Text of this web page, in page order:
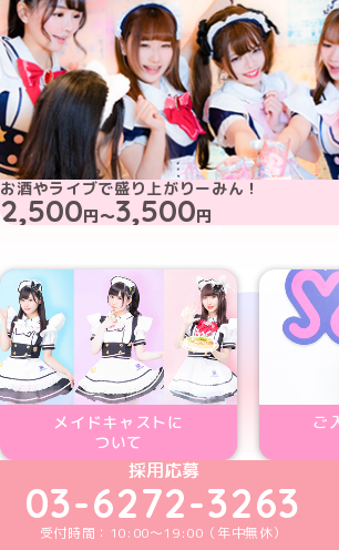
お酒やライブで盛り上がりーみん！
2,500円～3,500円
メイドキャストに
ついて
ご
めいどりーみんTikTok公式
めいどりーみんX公式
めいどりーみん
めいどりー
めいど
採用応募
03-6272-3263
受付時間：10:00～19:00（年中無休）